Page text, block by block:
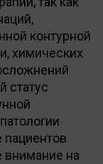
контурной
химических
статус
пациентов
внимание на